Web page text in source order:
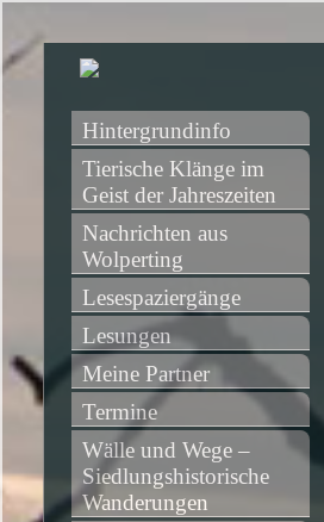
Hintergrundinfo
Tierische Klänge im
Geist der Jahreszeiten
Nachrichten aus
Wolperting
Lesespaziergänge
Lesungen
Meine Partner
Termine
Wälle und Wege –
Siedlungshistorische
Wanderungen